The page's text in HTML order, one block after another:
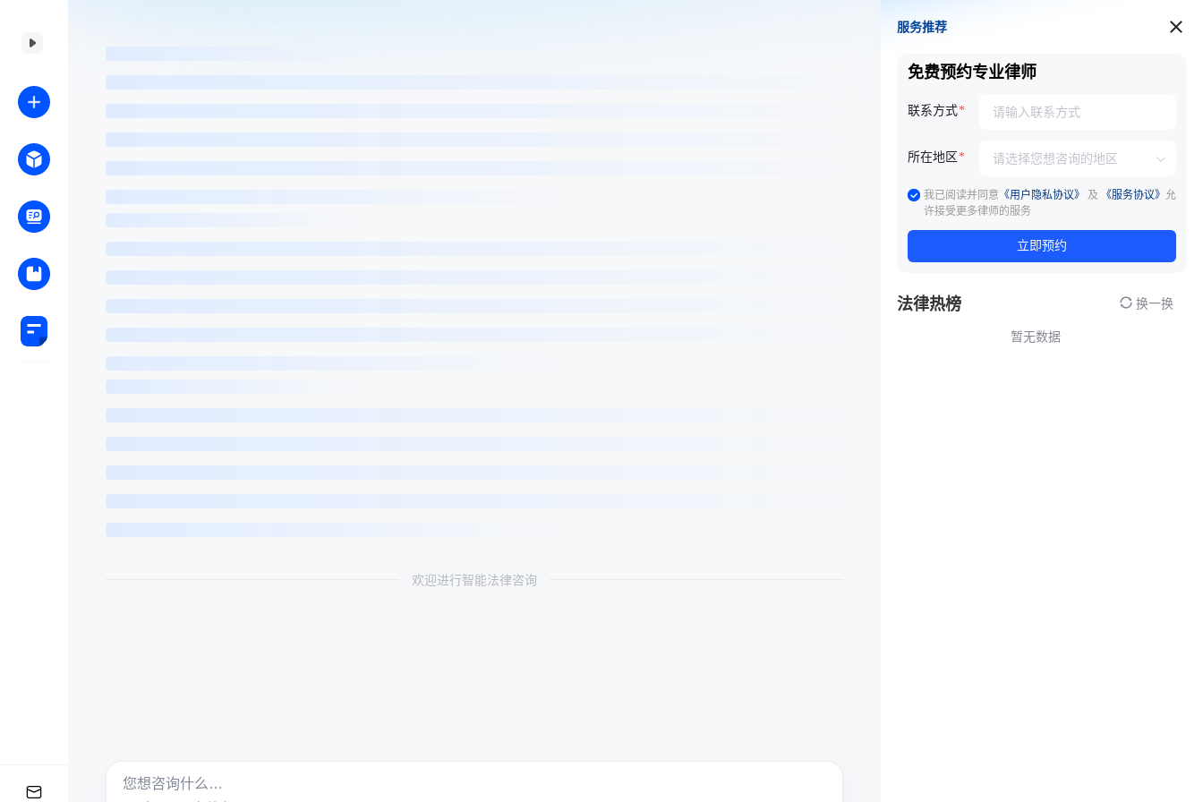
欢迎进行智能法律咨询
服务推荐
服务推荐
免费预约专业律师
联系方式
所在地区
我已阅读并同意 《用户隐私协议》 及 《服务协议》 允
许接受更多律师的服务
立即预约
法律热榜 换一换
暂无数据